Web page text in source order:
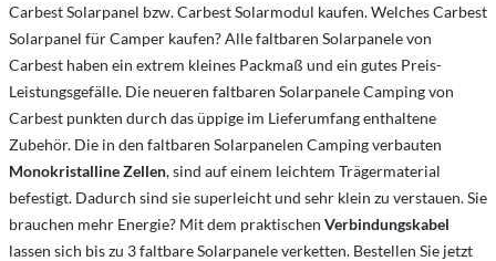
Carbest Solarpanel bzw. Carbest Solarmodul kaufen. Welches Carbest
Solarpanel für Camper kaufen? Alle faltbaren Solarpanele von
Carbest haben ein extrem kleines Packmaß und ein gutes Preis-
Leistungsgefälle. Die neueren faltbaren Solarpanele Camping von
Carbest punkten durch das üppige im Lieferumfang enthaltene
Zubehör. Die in den faltbaren Solarpanelen Camping verbauten
Monokristalline Zellen, sind auf einem leichtem Trägermaterial
befestigt. Dadurch sind sie superleicht und sehr klein zu verstauen. Sie
brauchen mehr Energie? Mit dem praktischen Verbindungskabel
lassen sich bis zu 3 faltbare Solarpanele verketten. Bestellen Sie jetzt